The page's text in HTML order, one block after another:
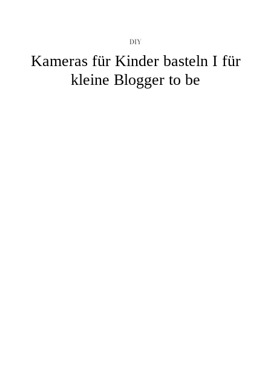
DIY
Kameras für Kinder basteln I für
kleine Blogger to be